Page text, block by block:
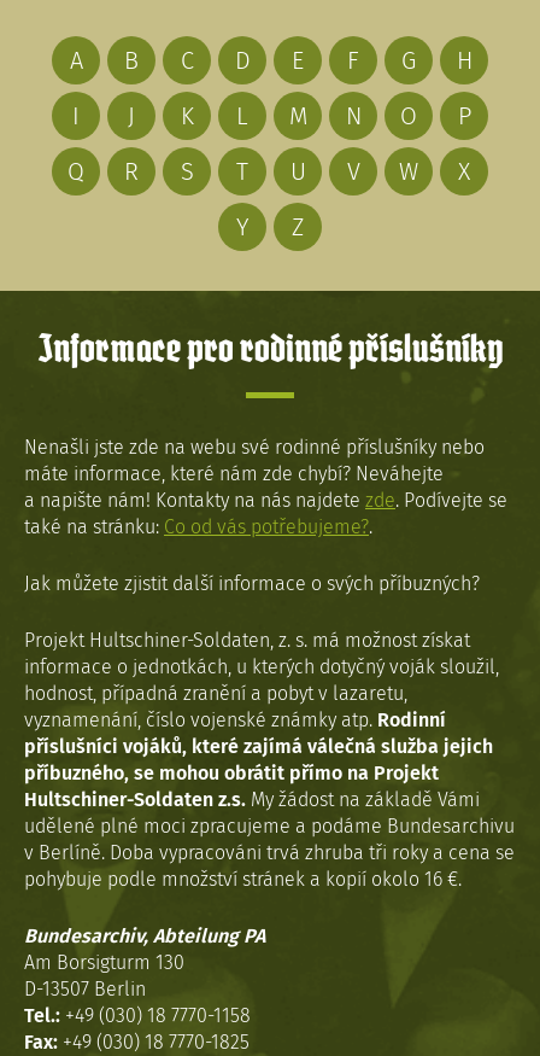
A B C D E F G
H
I
J K L M N O
P
Q
R S T U V W
X
Y
Z
Informace pro rodinné příslušníky
Nenašli jste zde na webu své rodinné příslušníky nebo
máte informace, které nám zde chybí? Neváhejte
a napište nám! Kontakty na nás najdete zde. Podívejte se
také na stránku: Co od vás potřebujeme?.
Jak můžete zjistit další informace o svých příbuzných?
Projekt Hultschiner-Soldaten, z. s. má možnost získat
informace o jednotkách, u kterých dotyčný voják sloužil,
hodnost, případná zranění a pobyt v lazaretu,
vyznamenání, číslo vojenské známky atp. Rodinní
příslušníci vojáků, které zajímá válečná služba jejich
příbuzného, se mohou obrátit přímo na Projekt
Hultschiner-Soldaten z.s. My žádost na základě Vámi
udělené plné moci zpracujeme a podáme Bundesarchivu
v Berlíně. Doba vypracováni trvá zhruba tři roky a cena se
pohybuje podle množství stránek a kopií okolo 16 €.
Bundesarchiv, Abteilung PA
Am Borsigturm 130
D-13507 Berlin
Tel.: +49 (030) 18 7770-1158
Fax: +49 (030) 18 7770-1825